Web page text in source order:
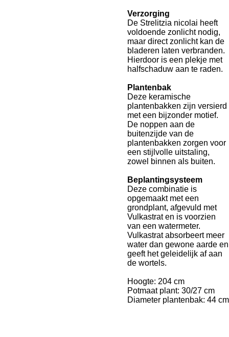
Verzorging
De Strelitzia nicolai heeft
voldoende zonlicht nodig,
maar direct zonlicht kan de
bladeren laten verbranden.
Hierdoor is een plekje met
halfschaduw aan te raden.
Plantenbak
Deze keramische
plantenbakken zijn versierd
met een bijzonder motief.
De noppen aan de
buitenzijde van de
plantenbakken zorgen voor
een stijlvolle uitstaling,
zowel binnen als buiten.
Beplantingsysteem
Deze combinatie is
opgemaakt met een
grondplant, afgevuld met
Vulkastrat en is voorzien
van een watermeter.
Vulkastrat absorbeert meer
water dan gewone aarde en
geeft het geleidelijk af aan
de wortels.
Hoogte: 204 cm
Potmaat plant: 30/27 cm
Diameter plantenbak: 44 cm